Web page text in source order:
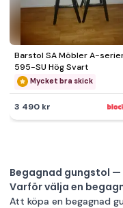
Barstol SA Möbler A-
595-SU Hög Svart
Mycket bra skick
3 490 kr
Begagnad gungstol
Varför välja en
Att köpa en begagnad